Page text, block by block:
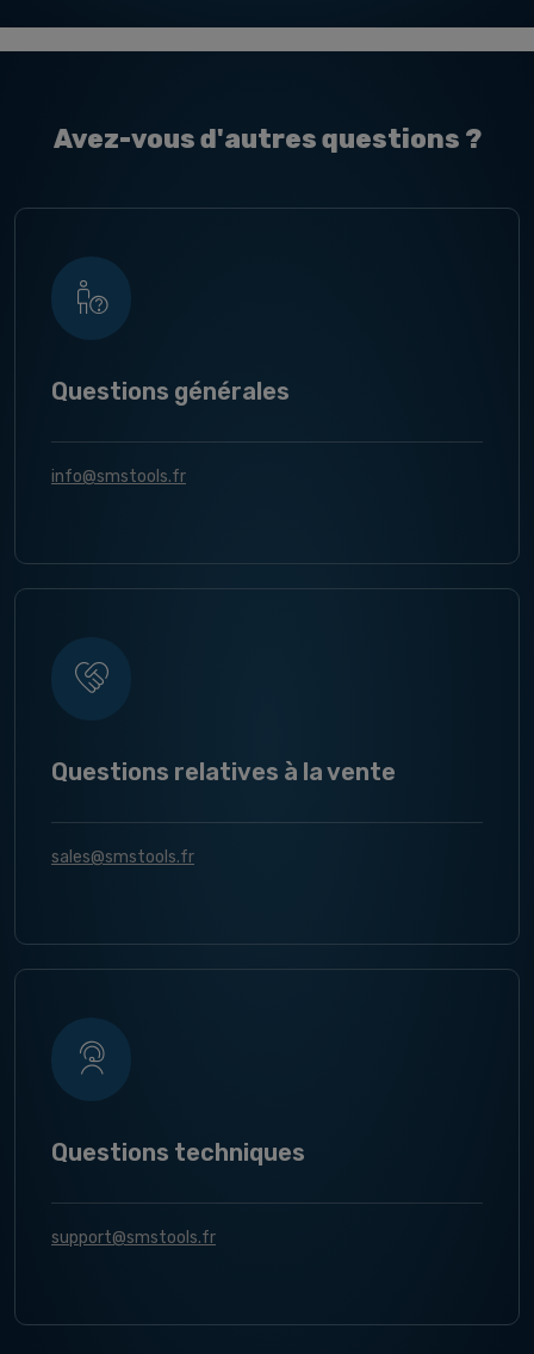
Avez-vous d'autres questions ?
Questions générales
info@smstools.fr
Questions relatives à la vente
sales@smstools.fr
Questions techniques
support@smstools.fr